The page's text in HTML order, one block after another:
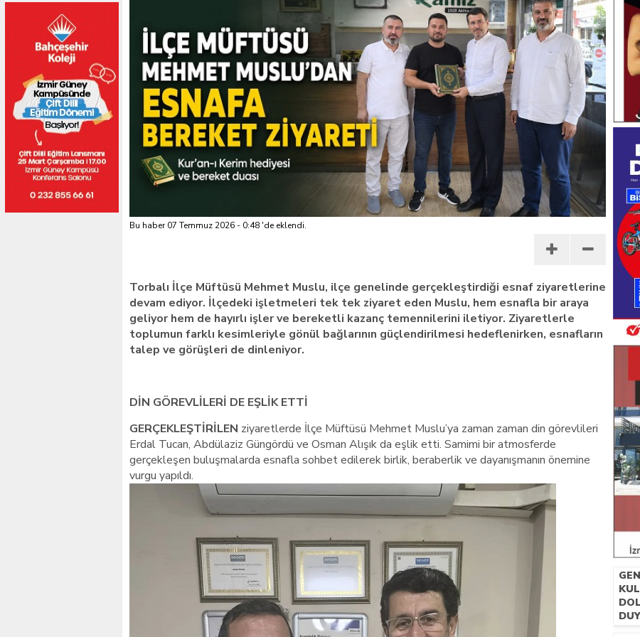
Bu haber 07 Temmuz 2026 - 0:48 'de eklendi.
Torbalı İlçe Müftüsü Mehmet Muslu, ilçe genelinde gerçekleştirdiği esnaf ziyaretlerine
devam ediyor. İlçedeki işletmeleri tek tek ziyaret eden Muslu, hem esnafla bir araya
geliyor hem de hayırlı işler ve bereketli kazanç temennilerini iletiyor. Ziyaretlerle
toplumun farklı kesimleriyle gönül bağlarının güçlendirilmesi hedeflenirken, esnafların
talep ve görüşleri de dinleniyor.
DİN GÖREVLİLERİ DE EŞLİK ETTİ
GERÇEKLEŞTİRİLEN ziyaretlerde İlçe Müftüsü Mehmet Muslu’ya zaman zaman din görevlileri
Erdal Tucan, Abdülaziz Güngördü ve Osman Alışık da eşlik etti. Samimi bir atmosferde
gerçekleşen buluşmalarda esnafla sohbet edilerek birlik, beraberlik ve dayanışmanın önemine
vurgu yapıldı.